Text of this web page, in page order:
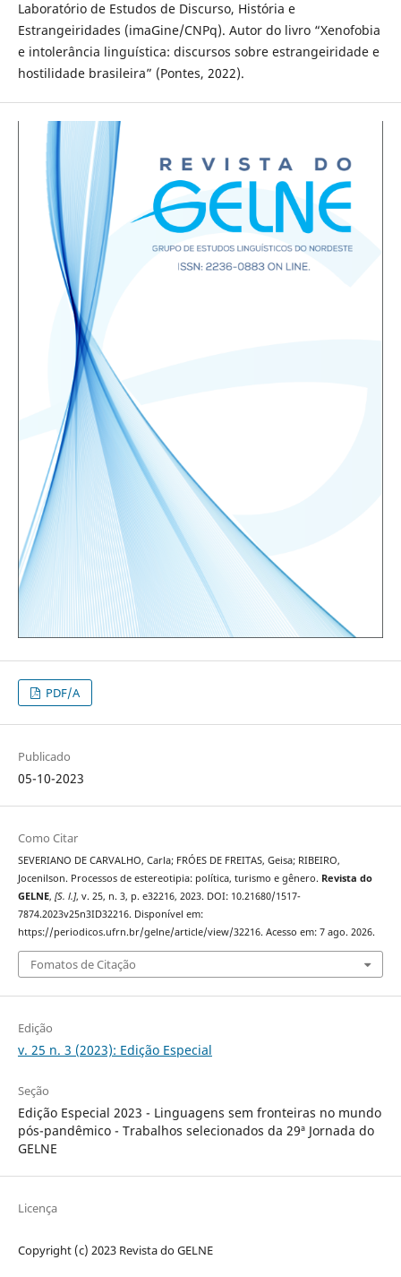
Laboratório de Estudos de Discurso, História e
Estrangeiridades (imaGine/CNPq). Autor do livro “Xenofobia
e intolerância linguística: discursos sobre estrangeiridade e
hostilidade brasileira” (Pontes, 2022).
PDF/A
Publicado
05-10-2023
Como Citar
SEVERIANO DE CARVALHO, Carla; FRÓES DE FREITAS, Geisa; RIBEIRO,
Jocenilson. Processos de estereotipia: política, turismo e gênero. Revista do
GELNE, [S. l.], v. 25, n. 3, p. e32216, 2023. DOI: 10.21680/1517-
7874.2023v25n3ID32216. Disponível em:
https://periodicos.ufrn.br/gelne/article/view/32216. Acesso em: 7 ago. 2026.
Fomatos de Citação
Edição
v. 25 n. 3 (2023): Edição Especial
Seção
Edição Especial 2023 - Linguagens sem fronteiras no mundo
pós-pandêmico - Trabalhos selecionados da 29ª Jornada do
GELNE
Licença
Copyright (c) 2023 Revista do GELNE